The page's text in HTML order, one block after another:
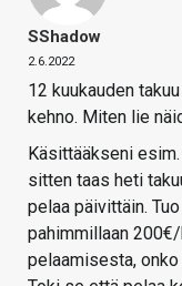
SShadow
2.6.2022
12 kuukauden
kehno. Miten lie
Käsittääkseni
sitten taas heti
pelaa päivittäin.
pahimmillaan
pelaamisesta,